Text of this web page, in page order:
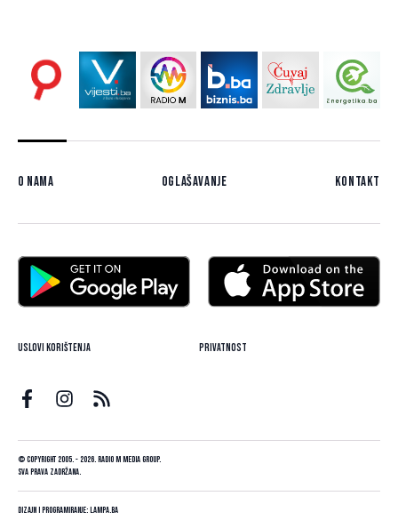
O nama Oglašavanje Kontakt
Uslovi korištenja Privatnost
© Copyright 2005. - 2026. Radio M Media Group.
Sva prava zadržana.
Dizajn i programiranje:Lampa.ba